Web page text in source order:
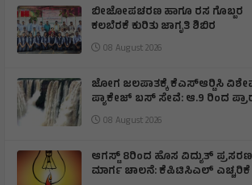
ಬೀಜೋಪಚರಣ ಹಾಗೂ ರಸ ಗೊಬ್ಬರ
ಕಲಬೆರಕೆ ಕುರಿತು ಜಾಗೃತಿ ಶಿಬಿರ
08 August 2026
ಜೋಗ ಜಲಪಾತಕ್ಕೆ ಕೆಎಸ್‍ಆರ್‍ಟಿಸಿ
ಪ್ಯಾಕೇಜ್ ಬಸ್ ಸೇವೆ: ಆ.9 ರಿಂದ
08 August 2026
ಆಗಸ್ಟ್ 8ರಿಂದ ಹೊಸ ವಿದ್ಯುತ್ ಪ್ರಸರಣ
ಮಾರ್ಗ ಚಾಲನೆ: ಕೆಪಿಟಿಸಿಎಲ್ ಎಚ್ಚರಿಕೆ